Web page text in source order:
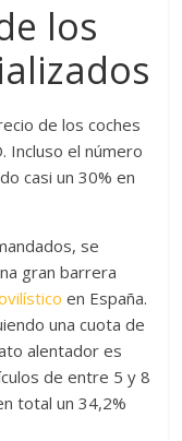
los
de los coches
Incluso el número
casi un 30% en
se
gran barrera
en España.
una cuota de
alentador es
de entre 5 y 8
total un 34,2%